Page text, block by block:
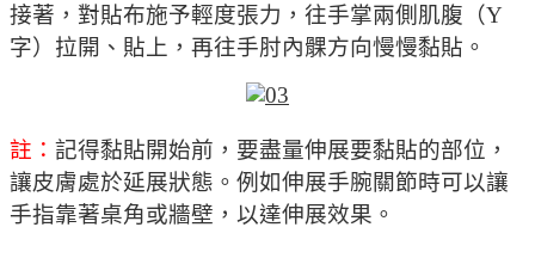
接著，對貼布施予輕度張力，往手掌兩側肌腹（Y
字）拉開、貼上，再往手肘內髁方向慢慢黏貼。
註： 記得黏貼開始前，要盡量伸展要黏貼的部位，
讓皮膚處於延展狀態。例如伸展手腕關節時可以讓
手指靠著桌角或牆壁，以達伸展效果。